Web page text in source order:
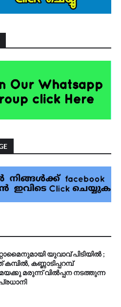
യുവാവ് പിടിയിൽ ;
കമ്പിൽ, കണ്ണാടിപ്പറമ്പ്
മരുന്ന് വിൽപ്പന നടത്തുന്ന